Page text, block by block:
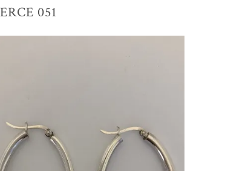
051